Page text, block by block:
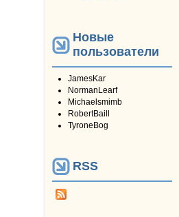
Новые
пользователи
JamesKar
NormanLearf
Michaelsmimb
RobertBaill
TyroneBog
RSS